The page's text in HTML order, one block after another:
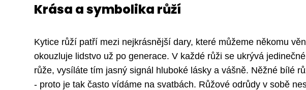
Krása a symbolika růží
Kytice růží patří mezi nejkrásnější dary, které můžeme někomu
okouzluje lidstvo už po generace. V každé růži se ukrývá
růže, vysíláte tím jasný signál hluboké lásky a vášně. Něžné bílé
- proto je tak často vídáme na svatbách. Růžové odrůdy v sobě